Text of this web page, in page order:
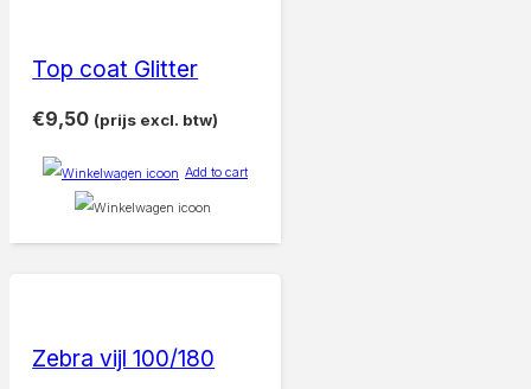
Top coat Glitter
€9,50 (prijs excl. btw)
Add to cart
Zebra vijl 100/180